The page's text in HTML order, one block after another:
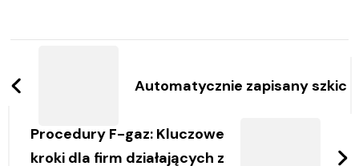
wpisy
Automatycznie zapisany szkic
Procedury F-gaz: Kluczowe
kroki dla firm działających z